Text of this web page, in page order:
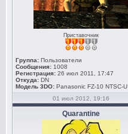
Приставочник
Группа: Пользователи
Сообщения: 1008
Регистрация: 26 июл 2011, 17:47
Откуда: DN
Модель 3DO: Panasonic FZ-10 NTSC-U
01 июл 2012, 19:16
Quarantine